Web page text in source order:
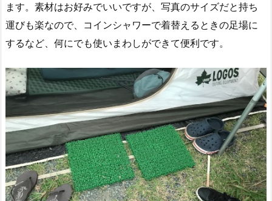
ます。素材はお好みでいいですが、写真のサイズだと持ち
運びも楽なので、コインシャワーで着替えるときの足場に
するなど、何にでも使いまわしができて便利です。